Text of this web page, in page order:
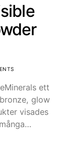
ett
glow
visades